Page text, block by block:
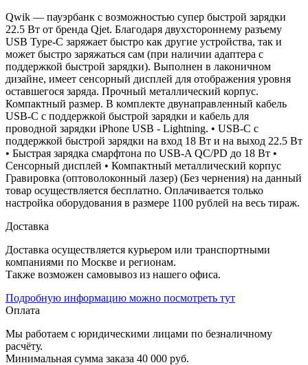
Qwik — пауэрбанк с возможностью супер быстрой зарядки
22.5 Вт от бренда Qjet. Благодаря двухстороннему разъему
USB Type-C заряжает быстро как другие устройства, так и
может быстро заряжаться сам (при наличии адаптера с
поддержкой быстрой зарядки). Выполнен в лаконичном
дизайне, имеет сенсорный дисплей для отображения уровня
оставшегося заряда. Прочный металлический корпус.
Компактный размер. В комплекте двунаправленный кабель
USB-C с поддержкой быстрой зарядки и кабель для
проводной зарядки iPhone USB - Lightning. • USB-C с
поддержкой быстрой зарядки на вход 18 Вт и на выход 22.5 Вт
• Быстрая зарядка смарфтона по USB-A QC/PD до 18 Вт •
Сенсорный дисплей • Компактный металлический корпус
Гравировка (оптоволоконный лазер) (Без чернения) на данный
товар осуществляется бесплатно. Оплачивается только
настройка оборудования в размере 1100 рублей на весь тираж.
Доставка
Доставка осуществляется курьером или транспортными
компаниями по Москве и регионам.
Также возможен самовывоз из нашего офиса.
Подробную информацию можно посмотреть тут
Оплата
Мы работаем с юридическими лицами по безналичному
расчёту.
Минимальная сумма заказа 40 000 руб.